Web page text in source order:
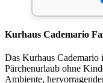
Kurhaus Cademario
Das Kurhaus Cademario
Pärchenurlaub ohne
Ambiente,